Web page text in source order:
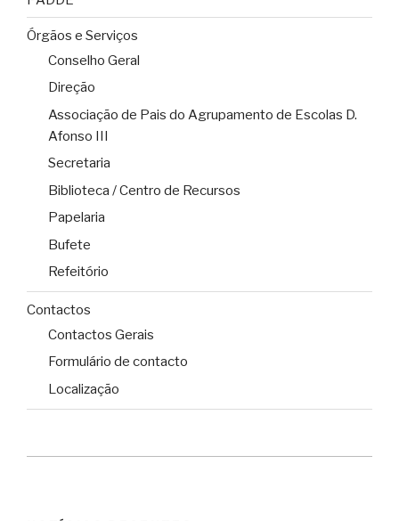
Órgãos e Serviços
Conselho Geral
Direção
Associação de Pais do Agrupamento de Escolas D.
Afonso III
Secretaria
Biblioteca / Centro de Recursos
Papelaria
Bufete
Refeitório
Contactos
Contactos Gerais
Formulário de contacto
Localização